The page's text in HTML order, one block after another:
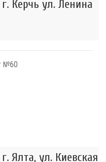
Керчь ул. Ленина
№60
Ялта, ул. Киевская